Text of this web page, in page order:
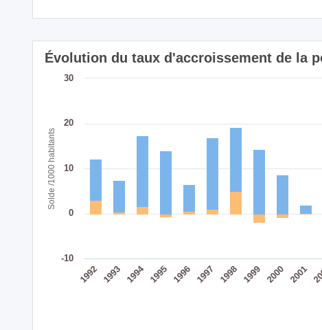
Solde /1000 habitants
Évolution du taux d'accroissement de la
1992 1993 1994 1995 1996 1997 1998 1999 2000 2001
-10
0
10
20
30